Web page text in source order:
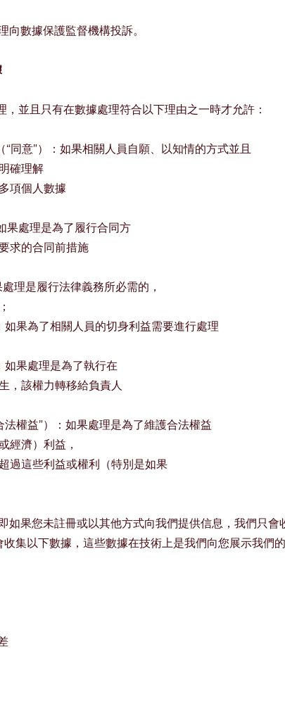
向數據保護監督機構投訴。
並且只有在數據處理符合以下理由之一時才允許：
“同意”）：如果相關人員自願、以知情的方式並且
確理解
項個人數據
果處理是為了履行合同方
求的合同前措施
理是履行法律義務所必需的，
如果為了相關人員的切身利益需要進行處理
如果處理是為了執行在
，該權力轉移給負責人
法權益”）：如果處理是為了維護合法權益
經濟）利益，
過這些利益或權利（特別是如果
如果您未註冊或以其他方式向我們提供信息，我們只
集以下數據，這些數據在技術上是我們向您展示我們